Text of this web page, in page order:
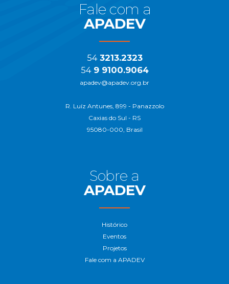
Fale com a
APADEV
54 3213.2323
54 9 9100.9064
apadev@apadev.org.br
R. Luíz Antunes, 899 - Panazzolo
Caxias do Sul - RS
95080-000, Brasil
Sobre a
APADEV
Histórico
Eventos
Projetos
Fale com a APADEV